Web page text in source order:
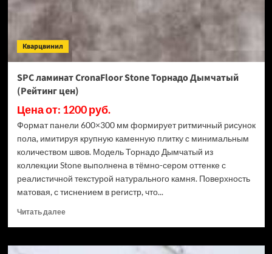
мм
106-
Макао
(Рейтинг
цен)
Кварцвинил
SPC ламинат CronaFloor Stone Торнадо Дымчатый
(Рейтинг цен)
Цена от: 1200 руб.
Формат панели 600×300 мм формирует ритмичный рисунок
пола, имитируя крупную каменную плитку с минимальным
количеством швов. Модель Торнадо Дымчатый из
коллекции Stone выполнена в тёмно-сером оттенке с
реалистичной текстурой натурального камня. Поверхность
матовая, с тиснением в регистр, что...
Читать далееПрочитать
SPC